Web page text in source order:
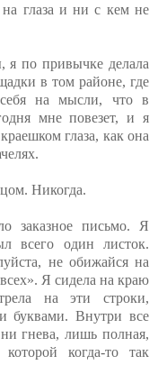
на глаза и ни с кем не
я по привычке делала
в том районе, где
на мысли, что в
мне повезет, и я
глаза, как она
Никогда.
заказное письмо. Я
всего один листок.
не обижайся на
Я сидела на краю
на эти строки,
буквами. Внутри все
гнева, лишь полная,
когда-то так